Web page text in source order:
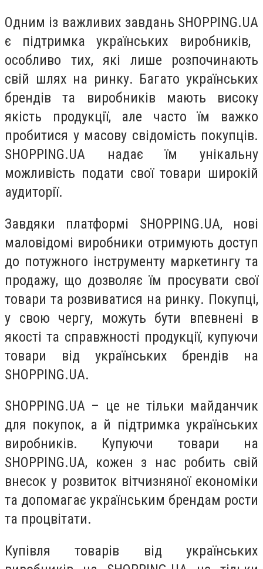
Одним із важливих завдань SHOPPING.UA
є підтримка українських виробників,
особливо тих, які лише розпочинають
свій шлях на ринку. Багато українських
брендів та виробників мають високу
якість продукції, але часто їм важко
пробитися у масову свідомість покупців.
SHOPPING.UA надає їм унікальну
можливість подати свої товари широкій
аудиторії.
Завдяки платформі SHOPPING.UA, нові
маловідомі виробники отримують доступ
до потужного інструменту маркетингу та
продажу, що дозволяє їм просувати свої
товари та розвиватися на ринку. Покупці,
у свою чергу, можуть бути впевнені в
якості та справжності продукції, купуючи
товари від українських брендів на
SHOPPING.UA.
SHOPPING.UA – це не тільки майданчик
для покупок, а й підтримка українських
виробників. Купуючи товари на
SHOPPING.UA, кожен з нас робить свій
внесок у розвиток вітчизняної економіки
та допомагає українським брендам рости
та процвітати.
Купівля товарів від українських